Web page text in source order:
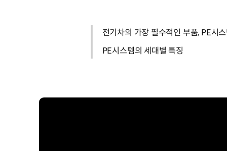
전기차의 가장 필수적인 부품, PE시
PE시스템의 세대별 특징